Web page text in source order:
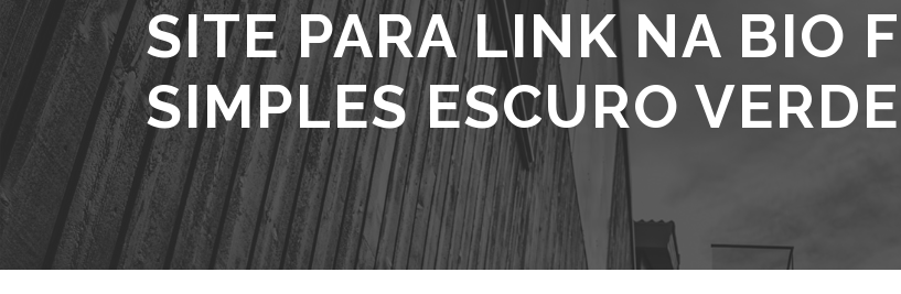
SITE PARA LINK NA BIO
SIMPLES ESCURO